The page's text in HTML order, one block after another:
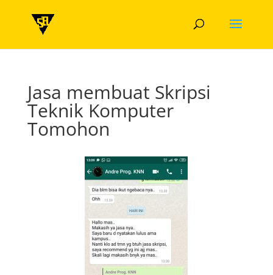
Jasa membuat Skripsi
Teknik Komputer
Tomohon